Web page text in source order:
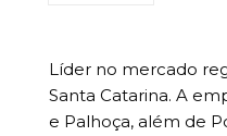
Líder no mercado
Santa Catarina. A
e Palhoça, além de